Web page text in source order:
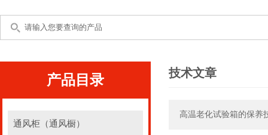
产品目录
通风柜（通风橱）
技术文章
高温老化试验箱的保养